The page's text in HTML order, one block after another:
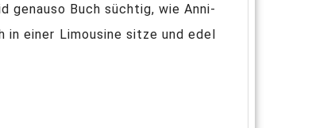
genauso Buch süchtig, wie Anni-
in einer Limousine sitze und edel